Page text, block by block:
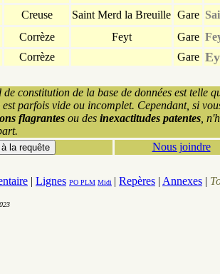
Creuse Saint Merd la Breuille Gare
Corrèze Feyt Gare
Corrèze Gare
constitution de la base de données est telle
est parfois vide ou incomplet. Cependant, si
flagrantes ou des inexactitudes patentes ,
Nous joindre
| Lignes PO PLM Midi | Repères | Annexes |